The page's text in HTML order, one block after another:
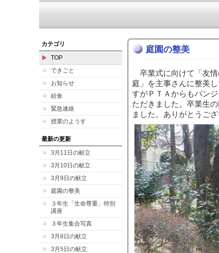
カテゴリ
TOP
できごと
お知らせ
給食
緊急連絡
授業のようす
最新の更新
3月11日の献立
3月10日の献立
3月9日の献立
庭園の整美
３年生「生命尊重」特別
講座
３年生集合写真
3月8日の献立
3月5日の献立
庭園の整美
卒業式に向けて「友情
庭」を主事さんに整美
すがＰＴＡからもパン
ただきました。卒業生
ました。ありがとうご